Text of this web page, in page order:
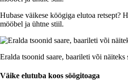
Hubase väikese köögiga elutoa retsept?
mööbel ja ühtne stiil.
Eralda tsoonid saare, baarileti või näiteks
Väike elutuba koos söögitoaga